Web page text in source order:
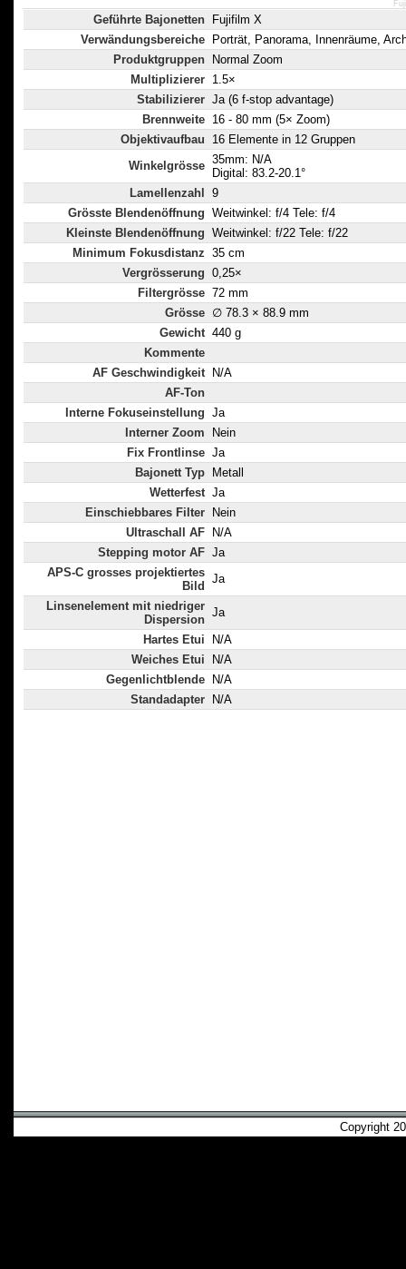
Geführte Bajonetten
Fujifilm X
Verwändungsbereiche
Porträt, Panorama, Innenräume,
Produktgruppen
Normal Zoom
Multiplizierer 1.5×
Stabilizierer Ja (6 f-stop advantage)
Brennweite 16 - 80 mm (5× Zoom)
Objektivaufbau
16 Elemente in 12 Gruppen
Winkelgrösse 35mm: N/A
Digital: 83.2-20.1°
Lamellenzahl
9
Grösste Blendenöffnung Weitwinkel: f/4 Tele: f/4
Kleinste Blendenöffnung Weitwinkel: f/22 Tele: f/22
Minimum Fokusdistanz 35 cm
Vergrösserung 0,25×
Filtergrösse 72 mm
Grösse ∅ 78.3 × 88.9 mm
Gewicht 440 g
Kommente
AF Geschwindigkeit
N/A
AF-Ton
Interne Fokuseinstellung Ja
Interner Zoom
Nein
Fix Frontlinse Ja
Bajonett Typ
Metall
Wetterfest Ja
Einschiebbares Filter
Nein
Ultraschall AF
N/A
Stepping motor AF Ja
APS-C grosses projektiertes
Bild
Ja
Linsenelement mit niedriger
Dispersion
Ja
Hartes Etui
N/A
Weiches Etui
N/A
Gegenlichtblende
N/A
Standadapter
N/A
Copyright